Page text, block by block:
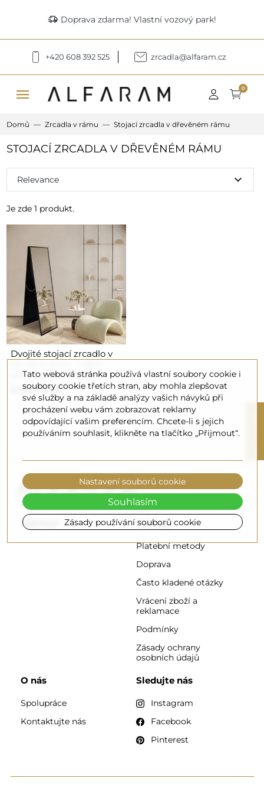
delivery_truck_speed Doprava zdarma! Vlastní vozový park!
+420 608 392 525 zrcadla@alfaram.cz
menu 0
Domů Zrcadla v rámu Stojací zrcadla v dřevěném rámu
STOJACÍ ZRCADLA V DŘEVĚNÉM RÁMU
Je zde 1 produkt.
Relevance expand_more
Dvojité stojací zrcadlo v
barva rámu na výběr
6 890,00 Kč
Zobrazení 1-1 z 1 položek
Tato webová stránka používá vlastní soubory cookie i
soubory cookie třetích stran, aby mohla zlepšovat
své služby a na základě analýzy vašich návyků při
procházení webu vám zobrazovat reklamy
odpovídající vašim preferencím. Chcete-li s jejich
používáním souhlasit, klikněte na tlačítko „Přijmout“.
Zásady používání souborů cookie
Nastavení souborů cookie
Souhlasím
Obchod
Nákupy
Platební metody
Doprava
Často kladené otázky
Vrácení zboží a
reklamace
Podmínky
Zásady ochrany
osobních údajů
O nás
Spolupráce
Kontaktujte nás
Sledujte nás
Instagram
Facebook
Pinterest